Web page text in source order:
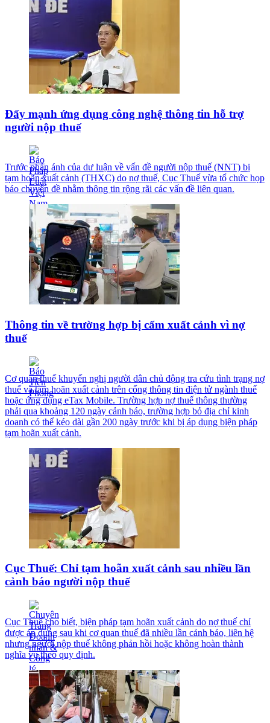
Đẩy mạnh ứng dụng công nghệ thông tin hỗ trợ
người nộp thuế
Trước phản ánh của dư luận về vấn đề người nộp thuế (NNT) bị
tạm hoãn xuất cảnh (THXC) do nợ thuế, Cục Thuế vừa tổ chức họp
báo chuyên đề nhằm thông tin rộng rãi các vấn đề liên quan.
Thông tin về trường hợp bị cấm xuất cảnh vì nợ
thuế
Cơ quan thuế khuyến nghị người dân chủ động tra cứu tình trạng nợ
thuế và tạm hoãn xuất cảnh trên cổng thông tin điện tử ngành thuế
hoặc ứng dụng eTax Mobile. Trường hợp nợ thuế thông thường
phải qua khoảng 120 ngày cảnh báo, trường hợp bỏ địa chỉ kinh
doanh có thể kéo dài gần 200 ngày trước khi bị áp dụng biện pháp
tạm hoãn xuất cảnh.
Cục Thuế: Chỉ tạm hoãn xuất cảnh sau nhiều lần
cảnh báo người nộp thuế
Cục Thuế cho biết, biện pháp tạm hoãn xuất cảnh do nợ thuế chỉ
được áp dụng sau khi cơ quan thuế đã nhiều lần cảnh báo, liên hệ
nhưng người nộp thuế không phản hồi hoặc không hoàn thành
nghĩa vụ theo quy định.